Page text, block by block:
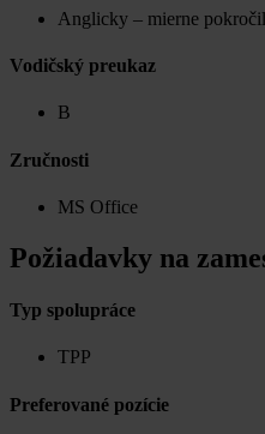
Anglicky – mierne
Vodičský preukaz
B
Zručnosti
MS Office
Požiadavky na
Typ spolupráce
TPP
Preferované pozície